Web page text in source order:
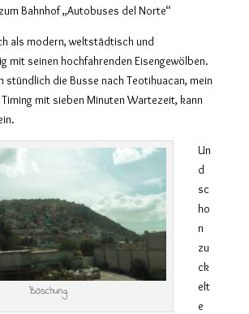
Bahnhof „Autobuses del Norte“
als modern, weltstädtisch und
mit seinen hochfahrenden Eisengewölben.
stündlich die Busse nach Teotihuacan, mein
mit sieben Minuten Wartezeit, kann
Böschung
Un
d
sc
ho
n
zu
ck
elt
e